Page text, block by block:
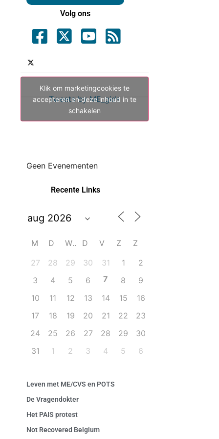
Volg ons
Tweets by ME_gids
Klik om marketingcookies te
accepteren en deze inhoud in te
schakelen
Geen Evenementen
Recente Links
M D W D V Z
Z
27
28 29 30 31 1
2
3
4 5 6 7 8
9
10
11 12 13 14 15
16
17
18 19 20 21 22
23
24
25 26 27 28 29
30
31
1 2 3 4 5 6
Leven met ME/CVS en POTS
De Vragendokter
Het PAIS protest
Not Recovered Belgium